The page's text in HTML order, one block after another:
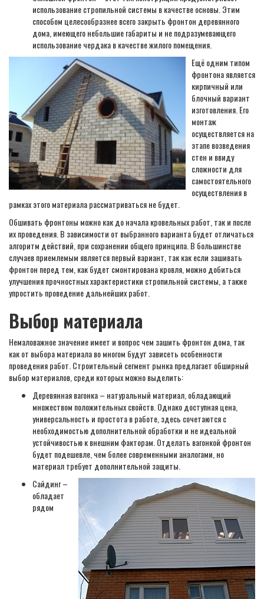
использование стропильной системы в качестве основы. Этим
способом целесообразнее всего закрыть фронтон деревянного
дома, имеющего небольшие габариты и не подразумевающего
использование чердака в качестве жилого помещения.
Ещё одним типом
фронтона является
кирпичный или
блочный вариант
изготовления. Его
монтаж
осуществляется на
этапе возведения
стен и ввиду
сложности для
самостоятельного
осуществления в
рамках этого материала рассматриваться не будет.
Обшивать фронтоны можно как до начала кровельных работ, так и после
их проведения. В зависимости от выбранного варианта будет отличаться
алгоритм действий, при сохранении общего принципа. В большинстве
случаев приемлемым является первый вариант, так как если зашивать
фронтон перед тем, как будет смонтирована кровля, можно добиться
улучшения прочностных характеристики стропильной системы, а также
упростить проведение дальнейших работ.
Выбор материала
Немаловажное значение имеет и вопрос чем зашить фронтон дома, так
как от выбора материала во многом будут зависеть особенности
проведения работ. Строительный сегмент рынка предлагает обширный
выбор материалов, среди которых можно выделить:
Деревянная вагонка – натуральный материал, обладающий
множеством положительных свойств. Однако доступная цена,
универсальность и простота в работе, здесь сочетаются с
необходимостью дополнительной обработки и не идеальной
устойчивостью к внешним факторам. Отделать вагонкой фронтон
будет подешевле, чем более современными аналогами, но
материал требует дополнительной защиты.
Сайдинг –
обладает
рядом